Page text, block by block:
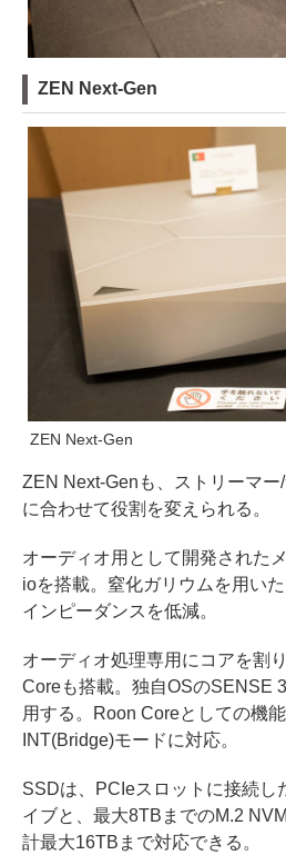
ZEN Next-Gen
ZEN Next-Gen
ZEN Next-Genも、ストリーマ
に合わせて役割を変えられる。
オーディオ用として開発された
ioを搭載。窒化ガリウムを用い
インピーダンスを低減。
オーディオ処理専用にコアを割
Coreも搭載。独自OSのSENSE
用する。Roon Coreとしての機
INT(Bridge)モードに対応。
SSDは、PCIeスロットに接続し
イブと、最大8TBまでのM.2
計最大16TBまで対応できる。